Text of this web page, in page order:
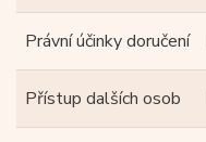
Právní účinky doručení
Přístup dalších osob